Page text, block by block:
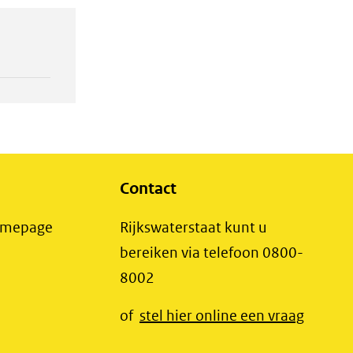
Contact
Rijkswaterstaat kunt u
bereiken via telefoon 0800-
8002
of stel hier online een vraag(opent